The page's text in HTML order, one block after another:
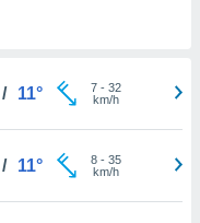
/ 11° 7- 32
km/h
/ 11° 8- 35
km/h